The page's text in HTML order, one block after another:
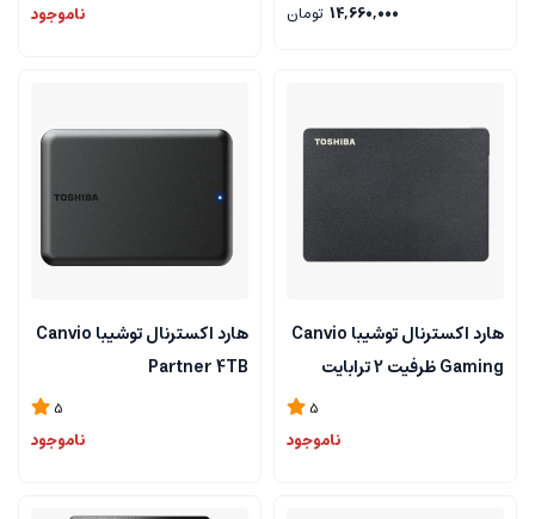
14,660,000 تومان ناموجود
هارد اکسترنال توشیبا Canvio
Gaming ظرفیت 2 ترابایت
5
ناموجود
هارد اکسترنال توشیبا Canvio
Partner 4TB
5
ناموجود